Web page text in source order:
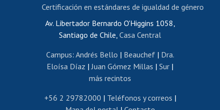
Portal de movilidad interna
Certificado de renta
Certificado de renta honorarios
Editar páginas blancas
Extranjeras/os
Revalidación y reconocimiento de títulos
Av. Libertador Bernardo O'Higgins 1058,
Santiago de Chile, Casa Central
Campus: Andrés Bello | Beauchef| Dra.
Eloísa Díaz |Juan Gómez Millas | Sur |
más recintos
+56 2 29782000 | Teléfonos y correos |
Certificación en estándares de igualdad de género